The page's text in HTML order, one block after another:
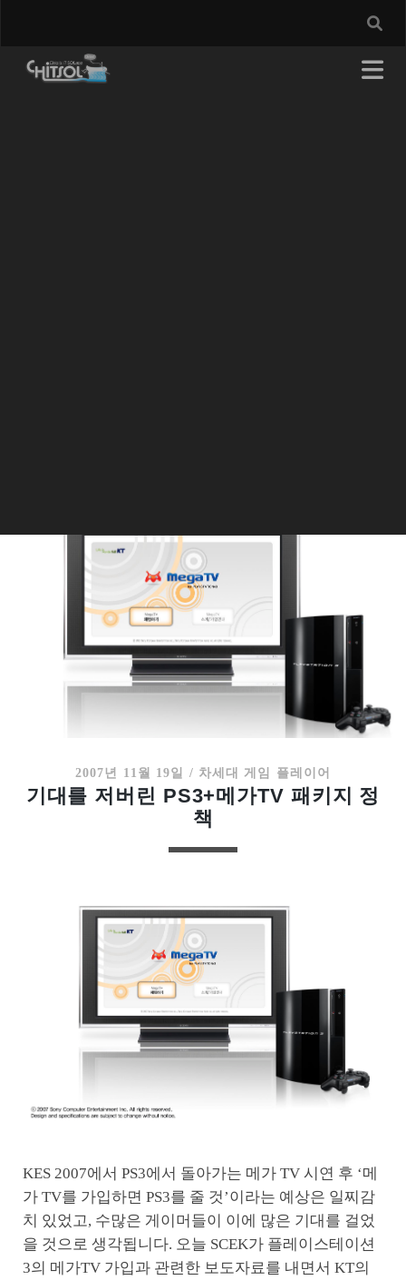
2007년 11월 19일 / 차세대 게임 플레이어
기대를 저버린 PS3+메가TV 패키지 정
책
KES 2007에서 PS3에서 돌아가는 메가 TV 시연 후 ‘메
가 TV를 가입하면 PS3를 줄 것’이라는 예상은 일찌감
치 있었고, 수많은 게이머들이 이에 많은 기대를 걸었
을 것으로 생각됩니다. 오늘 SCEK가 플레이스테이션
3의 메가TV 가입과 관련한 보도자료를 내면서 KT의